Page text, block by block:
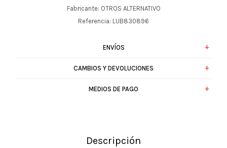
Fabricante: OTROS ALTERNATIVO
Referencia: LUB830896
ENVÍOS
CAMBIOS Y DEVOLUCIONES
MEDIOS DE PAGO
Descripción